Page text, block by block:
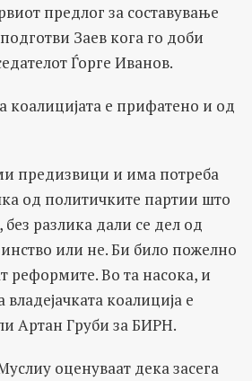
предлог за составување
Заев кога го доби
Ѓорге Иванов.
е прифатено и од
предизвици и има потреба
од политичките партии што
разлика дали се дел од
или не. Би било пожелно
реформите. Во та насока, и
коалиција е
Артан Груби за БИРН.
оценуваат дека засега